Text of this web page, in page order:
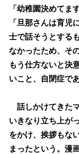
「幼稚園決めてま
「旦那さんは育児
士で話そうとする
なかったため、そ
もう仕方ないと決
いこと、自閉症で
話しかけてきた
いきなり立ち上が
をかけ、挨拶もな
まったという。漫